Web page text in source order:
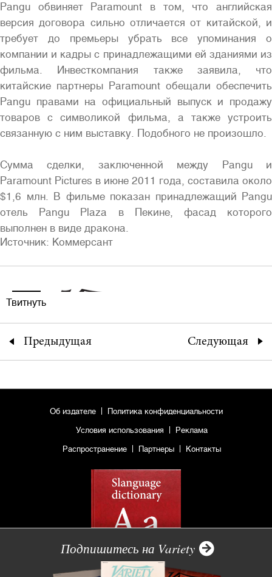
Pangu обвиняет Paramount в том, что английская
версия договора сильно отличается от китайской, и
требует до премьеры убрать все упоминания о
компании и кадры с принадлежащими ей зданиями из
фильма. Инвесткомпания также заявила, что
китайские партнеры Paramount обещали обеспечить
Pangu правами на официальный выпуск и продажу
товаров с символикой фильма, а также устроить
связанную с ним выставку. Подобного не произошло.
Сумма сделки, заключенной между Pangu и
Paramount Pictures в июне 2011 года, составила около
$1,6 млн. В фильме показан принадлежащий Pangu
отель Pangu Plaza в Пекине, фасад которого
выполнен в виде дракона.
Источник: Коммерсант
Твитнуть
Предыдущая Следующая
Об издателе Политика конфиденциальности
Условия использования Реклама
Распространение Партнеры Контакты
Подпишитесь на Variety